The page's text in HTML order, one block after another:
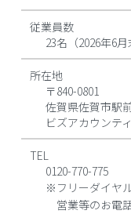
従業員数
23名（2026年6月
所在地
〒840-0801
佐賀県佐賀市駅
ビズアカウンテ
TEL
0120-770-775
※フリーダイヤ
営業等のお電